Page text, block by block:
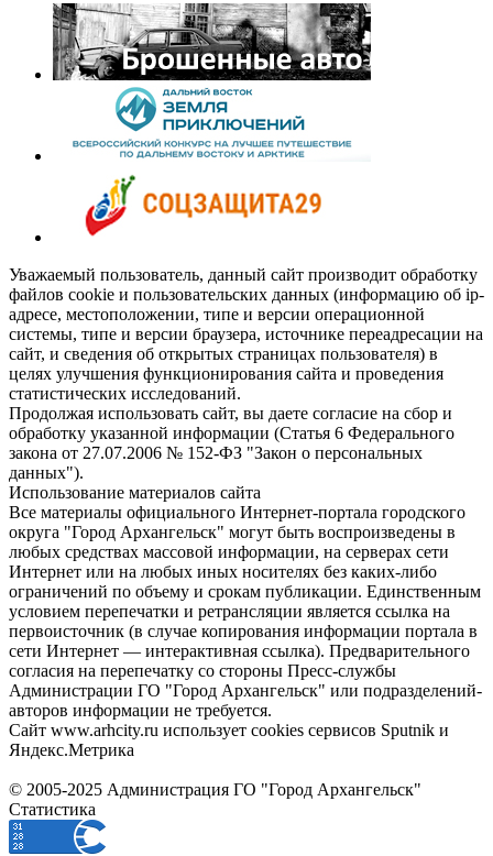
Уважаемый пользователь, данный сайт производит обработку
файлов cookie и пользовательских данных (информацию об ip-
адресе, местоположении, типе и версии операционной
системы, типе и версии браузера, источнике переадресации на
сайт, и сведения об открытых страницах пользователя) в
целях улучшения функционирования сайта и проведения
статистических исследований.
Продолжая использовать сайт, вы даете согласие на сбор и
обработку указанной информации (Статья 6 Федерального
закона от 27.07.2006 № 152-ФЗ "Закон о персональных
данных").
Использование материалов сайта
Все материалы официального Интернет-портала городского
округа "Город Архангельск" могут быть воспроизведены в
любых средствах массовой информации, на серверах сети
Интернет или на любых иных носителях без каких-либо
ограничений по объему и срокам публикации. Единственным
условием перепечатки и ретрансляции является ссылка на
первоисточник (в случае копирования информации портала в
сети Интернет — интерактивная ссылка). Предварительного
согласия на перепечатку со стороны Пресс-службы
Администрации ГО "Город Архангельск" или подразделений-
авторов информации не требуется.
Сайт www.arhcity.ru использует cookies сервисов Sputnik и
Яндекс.Метрика
© 2005-2025 Администрация ГО "Город Архангельск"
Статистика